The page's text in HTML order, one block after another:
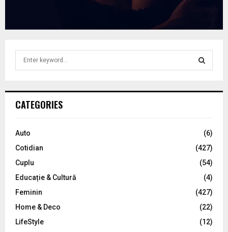
h
o
:
C
CATEGORIES
Auto
(6)
Cotidian
(427)
Cuplu
(54)
Educație & Cultură
(4)
Feminin
(427)
Home & Deco
(22)
LifeStyle
(12)